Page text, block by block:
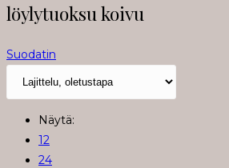
löylytuoksu koivu
Suodatin
Näytä:
12
24